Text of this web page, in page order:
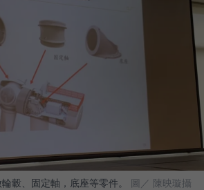
轂、固定軸，底座等零件。 圖／ 陳映璇攝